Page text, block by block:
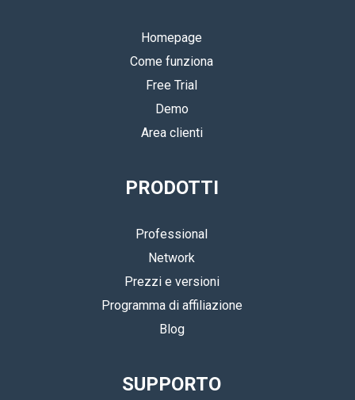
Homepage
Come funziona
Free Trial
Demo
Area clienti
PRODOTTI
Professional
Network
Prezzi e versioni
Programma di affiliazione
Blog
SUPPORTO